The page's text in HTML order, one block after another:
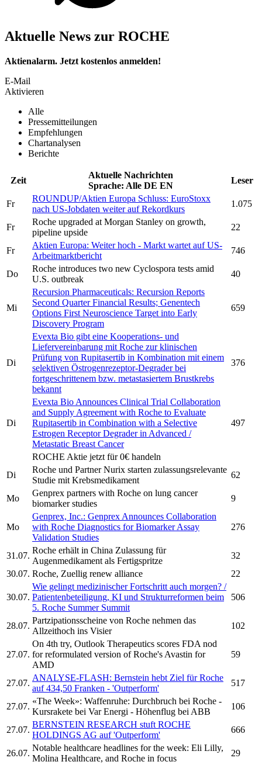
Aktuelle News zur ROCHE
Aktienalarm. Jetzt kostenlos anmelden!
E-Mail
Aktivieren
Alle
Pressemitteilungen
Empfehlungen
Chartanalysen
Berichte
Zeit
Aktuelle Nachrichten
Sprache: Alle DE EN
Leser
Fr
ROUNDUP/Aktien Europa Schluss: EuroStoxx
nach US-Jobdaten weiter auf Rekordkurs
1.075
Fr
Roche upgraded at Morgan Stanley on growth,
pipeline upside
22
Fr
Aktien Europa: Weiter hoch - Markt wartet auf US-
Arbeitmarktbericht
746
Do
Roche introduces two new Cyclospora tests amid
U.S. outbreak
40
Mi
Recursion Pharmaceuticals: Recursion Reports
Second Quarter Financial Results; Genentech
Options First Neuroscience Target into Early
Discovery Program
659
Di
Evexta Bio gibt eine Kooperations- und
Liefervereinbarung mit Roche zur klinischen
Prüfung von Rupitasertib in Kombination mit einem
selektiven Östrogenrezeptor-Degrader bei
fortgeschrittenem bzw. metastasiertem Brustkrebs
bekannt
376
Di
Evexta Bio Announces Clinical Trial Collaboration
and Supply Agreement with Roche to Evaluate
Rupitasertib in Combination with a Selective
Estrogen Receptor Degrader in Advanced /
Metastatic Breast Cancer
497
ROCHE Aktie jetzt für 0€ handeln
Di
Roche und Partner Nurix starten zulassungsrelevante
Studie mit Krebsmedikament
62
Mo
Genprex partners with Roche on lung cancer
biomarker studies
9
Mo
Genprex, Inc.: Genprex Announces Collaboration
with Roche Diagnostics for Biomarker Assay
Validation Studies
276
31.07.
Roche erhält in China Zulassung für
Augenmedikament als Fertigspritze
32
30.07. Roche, Zuellig renew alliance 22
30.07.
Wie gelingt medizinischer Fortschritt auch morgen? /
Patientenbeteiligung, KI und Strukturreformen beim
5. Roche Summer Summit
506
28.07.
Partzipationsscheine von Roche nehmen das
Allzeithoch ins Visier
102
27.07.
On 4th try, Outlook Therapeutics scores FDA nod
for reformulated version ofRoche's Avastin for
AMD
59
27.07.
ANALYSE-FLASH: Bernstein hebt Ziel fürRoche
auf 434,50 Franken - 'Outperform'
517
27.07.
«The Week»: Waffenruhe: Durchbruch bei Roche -
Kursrakete bei Var Energi - Höhenflug bei ABB
106
27.07.
BERNSTEIN RESEARCH stuft ROCHE
HOLDINGS AG auf 'Outperform'
666
26.07.
Notable healthcare headlines for the week: Eli Lilly,
Molina Healthcare, and Roche in focus
29